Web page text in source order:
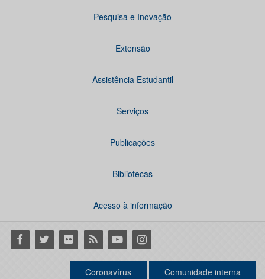
Pesquisa e Inovação
Extensão
Assistência Estudantil
Serviços
Publicações
Bibliotecas
Acesso à informação
Facebook
Twitter Flickr RSS YoutubeInstagram
Coronavírus Comunidade interna